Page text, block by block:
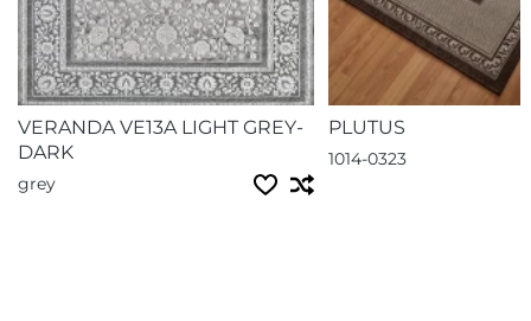
VERANDA VE13A LIGHT GREY-
DARK
grey
PLUTUS
1014-0323